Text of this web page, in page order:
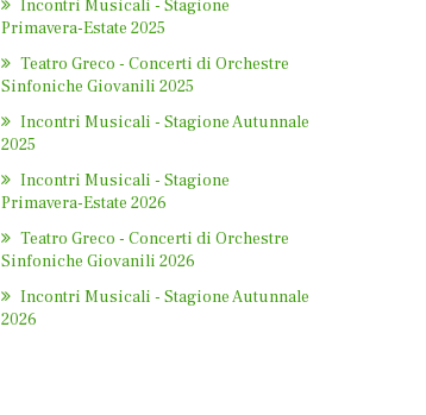
Incontri Musicali - Stagione
Primavera-Estate 2025
Teatro Greco - Concerti di Orchestre
Sinfoniche Giovanili 2025
Incontri Musicali - Stagione Autunnale
2025
Incontri Musicali - Stagione
Primavera-Estate 2026
Teatro Greco - Concerti di Orchestre
Sinfoniche Giovanili 2026
Incontri Musicali - Stagione Autunnale
2026